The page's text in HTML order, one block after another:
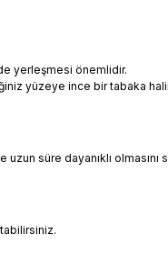
yerleşmesi önemlidir.
yüzeye ince bir tabaka
süre dayanıklı olmasını